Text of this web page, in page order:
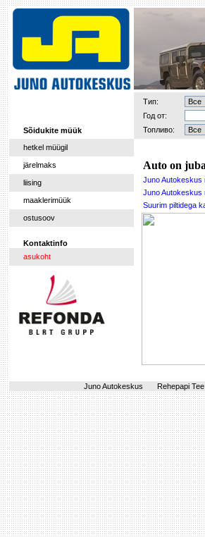
Sõidukite müük
Тип:
Год от:
Топливо:
hetkel müügil
järelmaks
liising
maaklerimüük
ostusoov
Kontaktinfo
asukoht
Auto on
Juno Autokeskus
Juno Autokeskus
Suurim piltidega
Juno Autokeskus Rehepapi